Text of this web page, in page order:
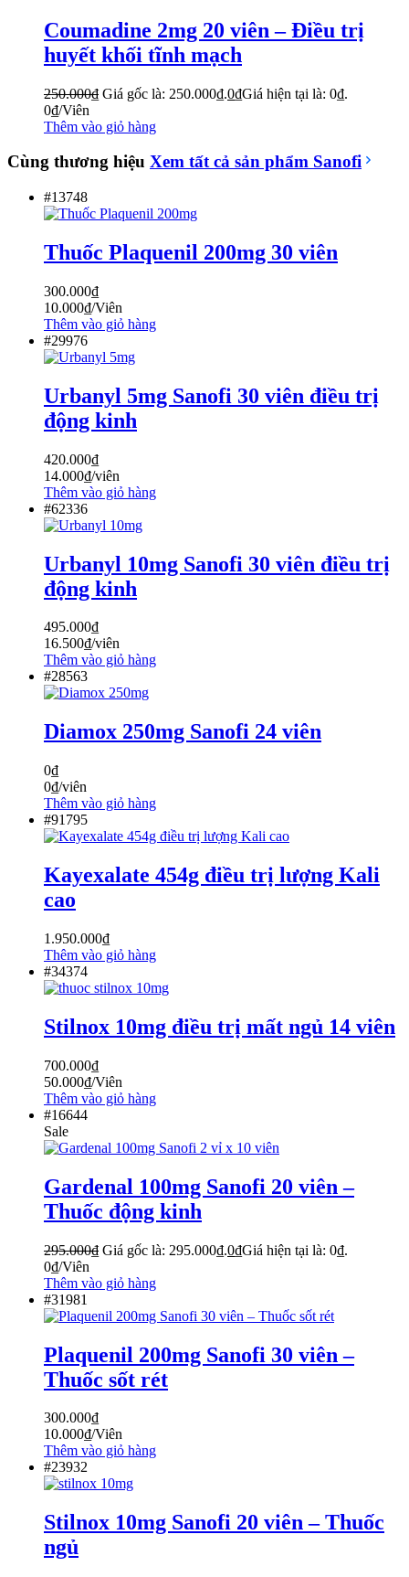
Coumadine 2mg 20 viên – Điều trị
huyết khối tĩnh mạch
250.000₫ Giá gốc là: 250.000₫.0₫Giá hiện tại là: 0₫.
0₫/Viên
Thêm vào giỏ hàng
Cùng thương hiệu Xem tất cả sản phẩm Sanofi
#13748
Thuốc Plaquenil 200mg 30 viên
300.000₫
10.000₫/Viên
Thêm vào giỏ hàng
#29976
Urbanyl 5mg Sanofi 30 viên điều trị
động kinh
420.000₫
14.000₫/viên
Thêm vào giỏ hàng
#62336
Urbanyl 10mg Sanofi 30 viên điều trị
động kinh
495.000₫
16.500₫/viên
Thêm vào giỏ hàng
#28563
Diamox 250mg Sanofi 24 viên
0₫
0₫/viên
Thêm vào giỏ hàng
#91795
Kayexalate 454g điều trị lượng Kali
cao
1.950.000₫
Thêm vào giỏ hàng
#34374
Stilnox 10mg điều trị mất ngủ 14 viên
700.000₫
50.000₫/Viên
Thêm vào giỏ hàng
#16644
Sale
Gardenal 100mg Sanofi 20 viên –
Thuốc động kinh
295.000₫ Giá gốc là: 295.000₫.0₫Giá hiện tại là: 0₫.
0₫/Viên
Thêm vào giỏ hàng
#31981
Plaquenil 200mg Sanofi 30 viên –
Thuốc sốt rét
300.000₫
10.000₫/Viên
Thêm vào giỏ hàng
#23932
Stilnox 10mg Sanofi 20 viên – Thuốc
ngủ